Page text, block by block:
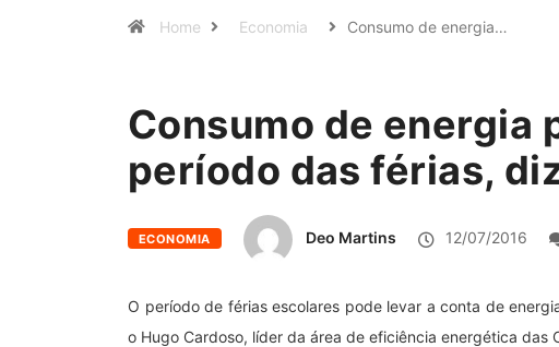
Home Economia Consumo de energia…
Consumo de energia
período das férias,
ECONOMIA Deo Martins 12/07/2016
O período de férias escolares pode levar a conta de
o Hugo Cardoso, líder da área de eficiência energética das